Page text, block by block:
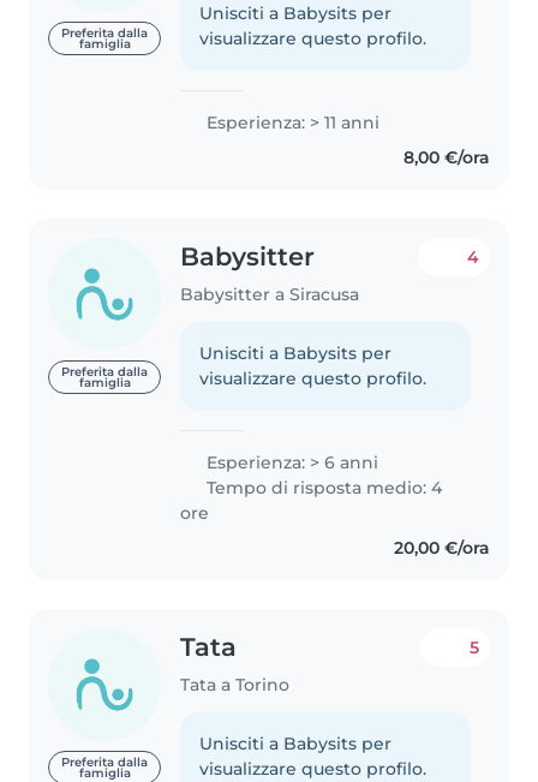
Preferita dalla
famiglia
Unisciti a Babysits per
visualizzare questo profilo.
Esperienza: > 11 anni
8,00 €/ora
Preferita dalla
famiglia
Babysitter
Babysitter a Siracusa
4
Unisciti a Babysits per
visualizzare questo profilo.
Esperienza: > 6 anni
Tempo di risposta medio: 4
ore
20,00 €/ora
Preferita dalla
famiglia
Tata
Tata a Torino
5
Unisciti a Babysits per
visualizzare questo profilo.